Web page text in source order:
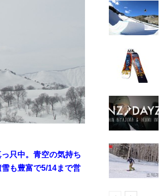
只中。青空の気持ち
も豊富で5/14まで営